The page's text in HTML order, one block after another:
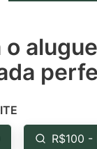
a
o
R$100 -